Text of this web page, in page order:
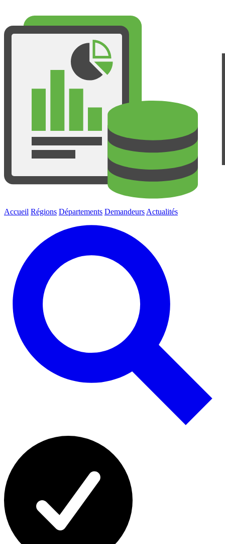
Accueil Régions Départements Demandeurs Actualités